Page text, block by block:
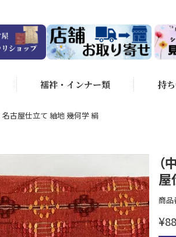
襦袢・インナー類 持
名古屋仕立て 紬地 幾何学 絹
（
屋
商品
¥